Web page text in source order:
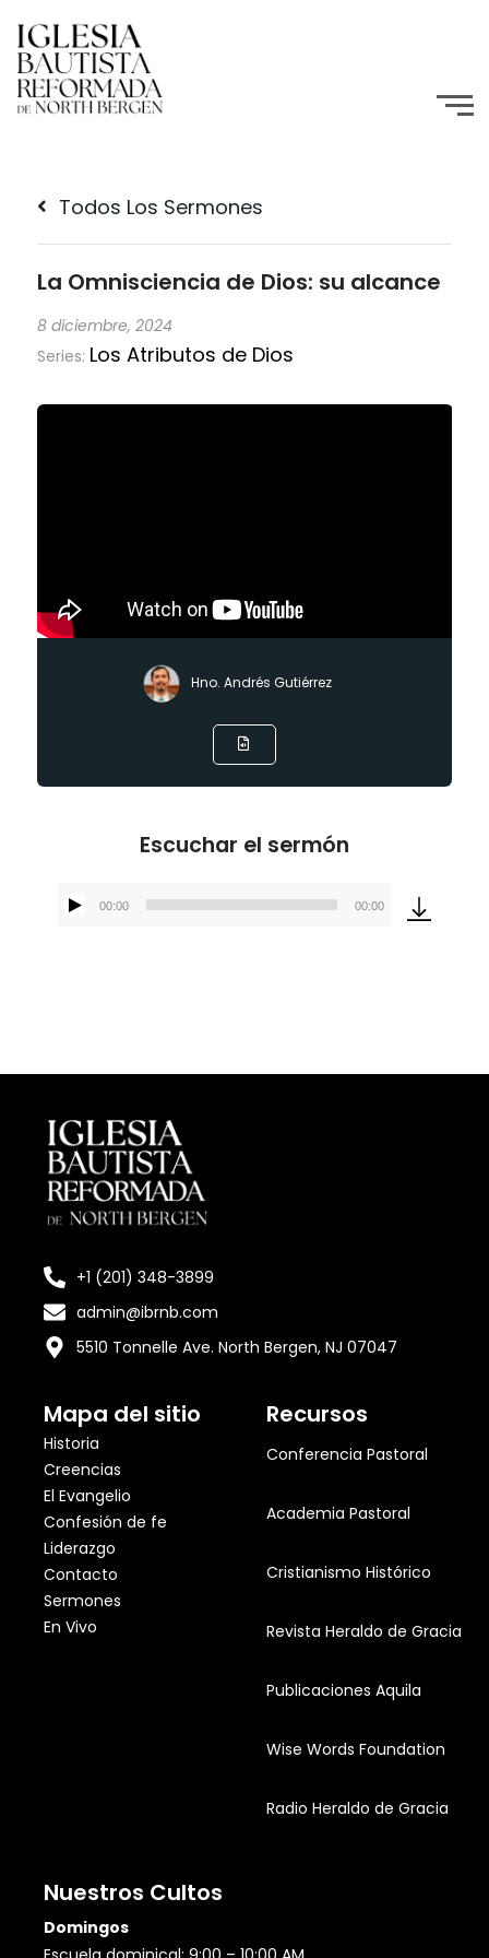
Todos Los Sermones
La Omnisciencia de Dios: su alcance
8 diciembre, 2024
Series: Los Atributos de Dios
Hno. Andrés Gutiérrez
Escuchar el sermón
Reproductor
00:00 00:00
+1 (201) 348-3899
admin@ibrnb.com
5510 Tonnelle Ave. North Bergen, NJ 07047
Mapa del sitio
Historia
Creencias
El Evangelio
Confesión de fe
Liderazgo
Contacto
Sermones
En Vivo
Recursos
Conferencia Pastoral
Academia Pastoral
Cristianismo Histórico
Revista Heraldo de Gracia
Publicaciones Aquila
Wise Words Foundation
Radio Heraldo de Gracia
Nuestros Cultos
Domingos